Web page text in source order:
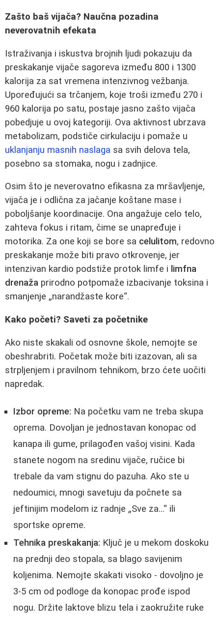
Zašto baš vijača? Naučna pozadina
neverovatnih efekata
Istraživanja i iskustva brojnih ljudi pokazuju da
preskakanje vijače sagoreva između 800 i 1300
kalorija za sat vremena intenzivnog vežbanja.
Upoređujući sa trčanjem, koje troši između 270 i
960 kalorija po satu, postaje jasno zašto vijača
pobedjuje u ovoj kategoriji. Ova aktivnost ubrzava
metabolizam, podstiče cirkulaciju i pomaže u
uklanjanju masnih naslaga sa svih delova tela,
posebno sa stomaka, nogu i zadnjice.
Osim što je neverovatno efikasna za mršavljenje,
vijača je i odlična za jačanje koštane mase i
poboljšanje koordinacije. Ona angažuje celo telo,
zahteva fokus i ritam, čime se unapređuje i
motorika. Za one koji se bore sa celulitom, redovno
preskakanje može biti pravo otkrovenje, jer
intenzivan kardio podstiže protok limfe i limfna
drenaža prirodno potpomaže izbacivanje toksina i
smanjenje „narandžaste kore“.
Kako početi? Saveti za početnike
Ako niste skakali od osnovne škole, nemojte se
obeshrabriti. Početak može biti izazovan, ali sa
strpljenjem i pravilnom tehnikom, brzo ćete uočiti
napredak.
Izbor opreme: Na početku vam ne treba skupa
oprema. Dovoljan je jednostavan konopac od
kanapa ili gume, prilagođen vašoj visini. Kada
stanete nogom na sredinu vijače, ručice bi
trebale da vam stignu do pazuha. Ako ste u
nedoumici, mnogi savetuju da počnete sa
jeftinijim modelom iz radnje „Sve za...“ ili
sportske opreme.
Tehnika preskakanja: Ključ je u mekom doskoku
na prednji deo stopala, sa blago savijenim
koljenima. Nemojte skakati visoko - dovoljno je
3-5 cm od podloge da konopac prođe ispod
nogu. Držite laktove blizu tela i zaokružite ruke